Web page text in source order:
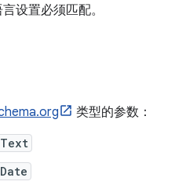
设置必须匹配。
类型的参数：